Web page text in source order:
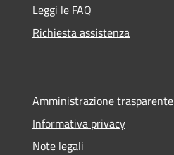
Leggi le FAQ
Richiesta assistenza
Amministrazione trasparente
Informativa privacy
Note legali